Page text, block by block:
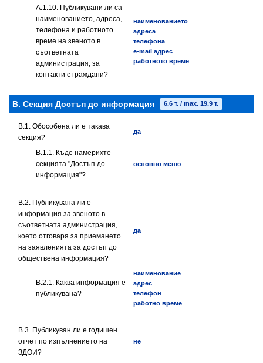
А.1.10. Публикувани ли са
наименованието, адреса,
телефона и работното
време на звеното в
съответната
администрация, за
контакти с граждани?
наименованието
адреса
телефона
e-mail адрес
работното време
B. Секция Достъп до информация 6.6 т. / max. 19.9 т.
В.1. Обособена ли е такава
секция?
да
В.1.1. Къде намерихте
секцията "Достъп до
информация"?
основно меню
В.2. Публикувана ли е
информация за звеното в
съответната администрация,
което отговаря за приемането
на заявленията за достъп до
обществена информация?
да
B.2.1. Каква информация е
публикувана?
наименование
адрес
телефон
работно време
В.3. Публикуван ли е годишен
отчет по изпълнението на
ЗДОИ?
не